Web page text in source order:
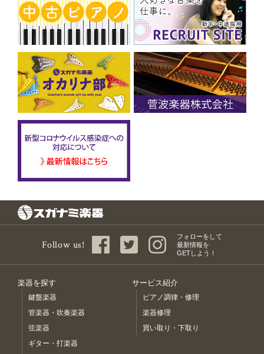
Follow us!
フォローをして
最新情報を
GETしよう！
楽器を探す
鍵盤楽器
管楽器・吹奏楽器
弦楽器
ギター・打楽器
サービス紹介
ピアノ調律・修理
楽器修理
買い取り・下取り